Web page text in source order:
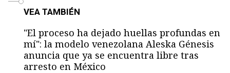
VEA TAMBIÉN
"El proceso ha dejado huellas profundas en
mí": la modelo venezolana Aleska Génesis
anuncia que ya se encuentra libre tras
arresto en México